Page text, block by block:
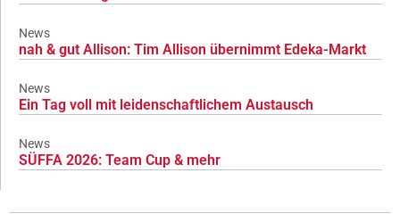
News
nah & gut Allison: Tim Allison übernimmt Edeka-Markt
News
Ein Tag voll mit leidenschaftlichem Austausch
News
SÜFFA 2026: Team Cup & mehr